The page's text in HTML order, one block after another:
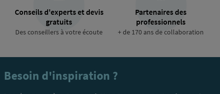
Conseils d'experts et devis
gratuits
Des conseillers à votre écoute
Partenaires des
professionnels
+ de 170 ans de collaboration
Besoin d'inspiration ?